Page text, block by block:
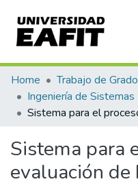
Communities & Collections
All of DSpace
Home Trabajo de Grado
Sistema para
evaluación de